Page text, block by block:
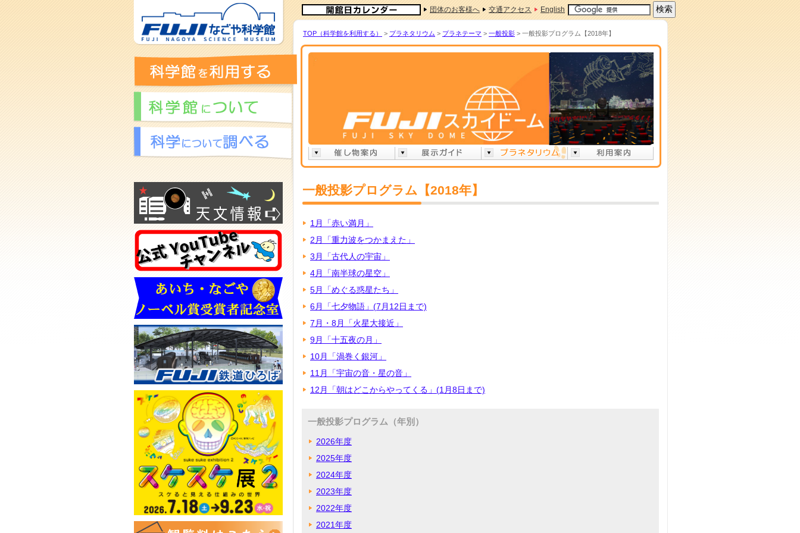
団体のお客様へ 交通アクセス English
TOP（科学館を利用する） > プラネタリウム > プラネテーマ > 一般投影 > 一般投影プログラム【2018年】
一般投影プログラム【2018年】
1月「赤い満月」
2月「重力波をつかまえた」
3月「古代人の宇宙」
4月「南半球の星空」
5月「めぐる惑星たち」
6月「七夕物語」(7月12日まで)
7月・8月「火星大接近」
9月「十五夜の月」
10月「渦巻く銀河」
11月「宇宙の音・星の音」
12月「朝はどこからやってくる」(1月8日まで)
一般投影プログラム（年別）
2026年度
2025年度
2024年度
2023年度
2022年度
2021年度